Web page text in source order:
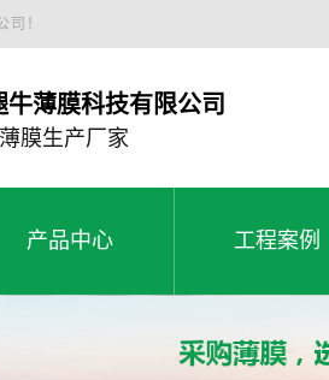
司！
牛薄膜科技有限公司
膜生产厂家
产品中心 工程案例
工程案例